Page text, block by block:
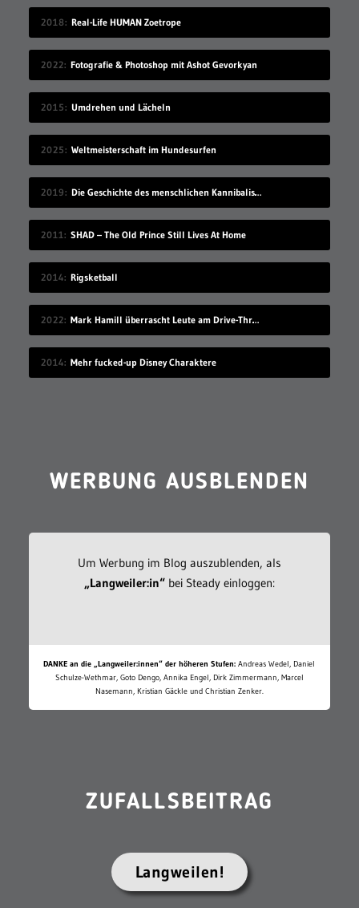
2018 Real-Life HUMAN Zoetrope
2022 Fotografie & Photoshop mit Ashot Gevorkyan
2015 Umdrehen und Lächeln
2025 Weltmeisterschaft im Hundesurfen
2019 Die Geschichte des menschlichen Kannibalismus
2011 SHAD – The Old Prince Still Lives At Home
2014 Rigsketball
2022 Mark Hamill überrascht Leute am Drive-Thru-Schalter
2014 Mehr fucked-up Disney Charaktere
WERBUNG AUSBLENDEN
Um Werbung im Blog auszublenden, als
„Langweiler:in“bei Steady einloggen:
DANKE an die „Langweiler:innen“ der höheren Stufen: Andreas Wedel, Daniel
Schulze-Wethmar, Goto Dengo, Annika Engel, Dirk Zimmermann, Marcel
Nasemann, Kristian Gäckle und Christian Zenker.
ZUFALLSBEITRAG
Langweilen!